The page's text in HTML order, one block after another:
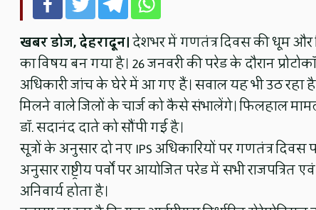
खबर डोज, देहरादून।देशभर में गणतंत्र दिवस की धूम और
का विषय बन गया है। 26 जनवरी की परेड के दौरान
अधिकारी जांच के घेरे में आ गए हैं। सवाल यह भी उठ रहा
मिलने वाले जिलों के चार्ज को कैसे संभालेंगे। फिलहाल
डॉ. सदानंद दाते को सौंपी गई है।
सूत्रों के अनुसार दो नए IPS अधिकारियों पर गणतंत्र
अनुसार राष्ट्रीय पर्वों पर आयोजित परेड में सभी
अनिवार्य होता है।